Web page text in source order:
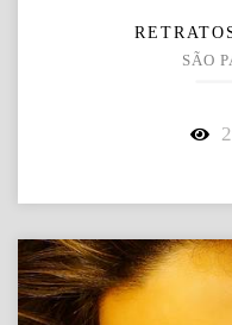
SÃO